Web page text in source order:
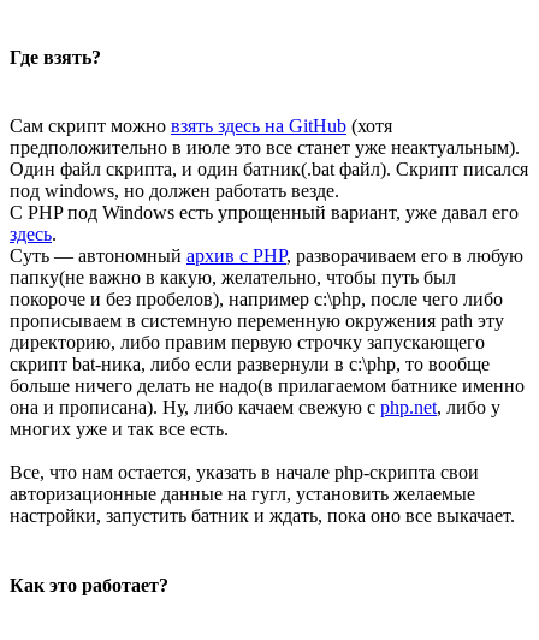
Где взять?
Сам скрипт можно взять здесь на GitHub (хотя
предположительно в июле это все станет уже неактуальным).
Один файл скрипта, и один батник(.bat файл). Скрипт писался
под windows, но должен работать везде.
С PHP под Windows есть упрощенный вариант, уже давал его
здесь.
Суть — автономный архив с PHP, разворачиваем его в любую
папку(не важно в какую, желательно, чтобы путь был
покороче и без пробелов), например c:\php, после чего либо
прописываем в системную переменную окружения path эту
директорию, либо правим первую строчку запускающего
скрипт bat-ника, либо если развернули в c:\php, то вообще
больше ничего делать не надо(в прилагаемом батнике именно
она и прописана). Ну, либо качаем свежую с php.net, либо у
многих уже и так все есть.
Все, что нам остается, указать в начале php-скрипта свои
авторизационные данные на гугл, установить желаемые
настройки, запустить батник и ждать, пока оно все выкачает.
Как это работает?